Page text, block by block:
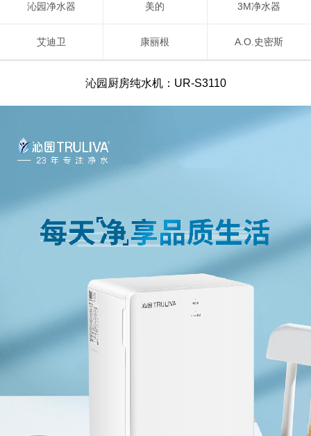
沁园净水器 美的 3M净水器
艾迪卫 康丽根 A.O.史密斯
沁园厨房纯水机：UR-S3110